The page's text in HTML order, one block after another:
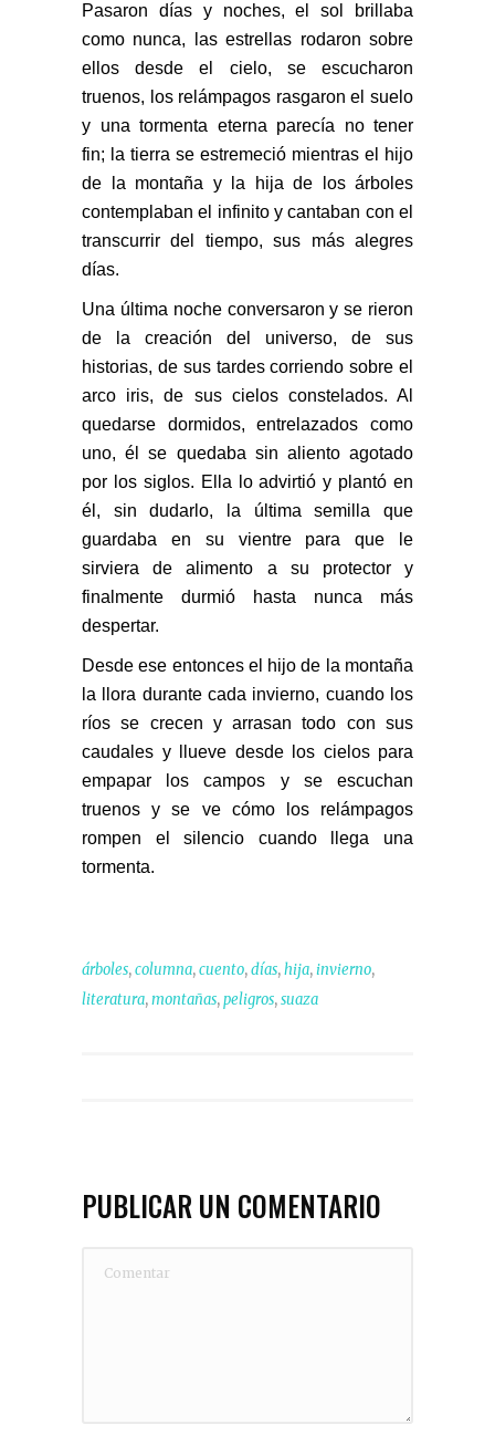
Pasaron días y noches, el sol brillaba
como nunca, las estrellas rodaron sobre
ellos desde el cielo, se escucharon
truenos, los relámpagos rasgaron el suelo
y una tormenta eterna parecía no tener
fin; la tierra se estremeció mientras el hijo
de la montaña y la hija de los árboles
contemplabanel infinito y cantaban con el
transcurrir del tiempo, sus más alegres
días.
Una última noche conversaron y se rieron
de la creación del universo, de sus
historias, de sus tardes corriendo sobre el
arco iris, de sus cielos constelados. Al
quedarse dormidos,entrelazados como
uno, él se quedaba sin aliento agotado
por los siglos. Ella lo advirtióy plantó en
él, sin dudarlo, la última semilla que
guardaba en su vientre para que le
sirvierade alimento a su protector y
finalmente durmió hasta nunca más
despertar.
Desde ese entonces el hijo de la montaña
la llora durante cada invierno, cuando los
ríos se crecen y arrasan todo con sus
caudales y llueve desde los cielos para
empapar los campos y se escuchan
truenosy se ve cómo los relámpagos
rompen el silencio cuando llega una
tormenta.
árboles,columna,cuento,días,hija,invierno,
literatura,montañas,peligros,suaza
PUBLICAR UN COMENTARIO